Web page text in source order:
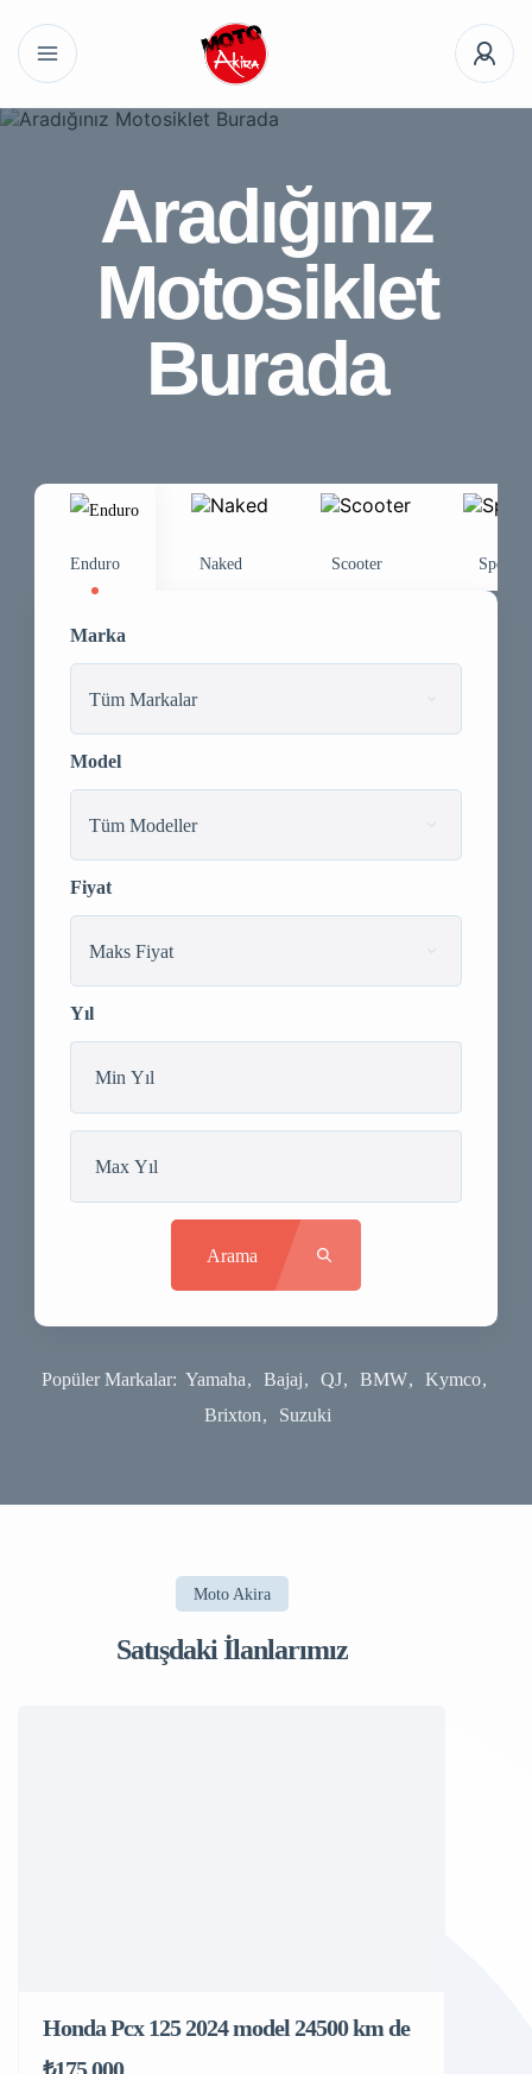
Aradığınız
Motosiklet
Burada
Enduro Naked Scooter Sport
Marka
Tüm Markalar
Model
Tüm Modeller
Fiyat
Maks Fiyat
Yıl
Arama
Popüler Markalar: Yamaha Bajaj QJ BMW
Kymco
Brixton
Suzuki
Moto Akira
Satışdaki İlanlarımız
Honda Pcx 125 2024 model 24500 km de